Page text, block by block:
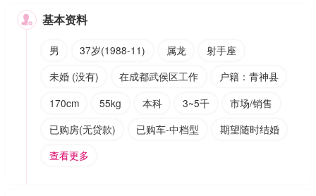
 基本资料
男 37岁(1988-11) 属龙
射手座
未婚 (没有)
在成都武侯区工作
户籍：青神县
170cm
55kg 本科 3~5千
市场/销售
已购房(无贷款)
已购车-中档型
期望随时结婚
查看更多